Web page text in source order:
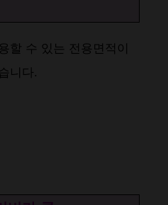
할 수 있는 전용면적이
니다​​.